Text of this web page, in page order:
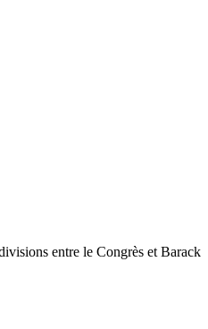
entre le Congrès et Barack